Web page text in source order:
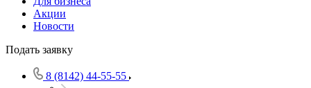
Акции
Новости
Подать заявку
8 (8142) 44-55-55